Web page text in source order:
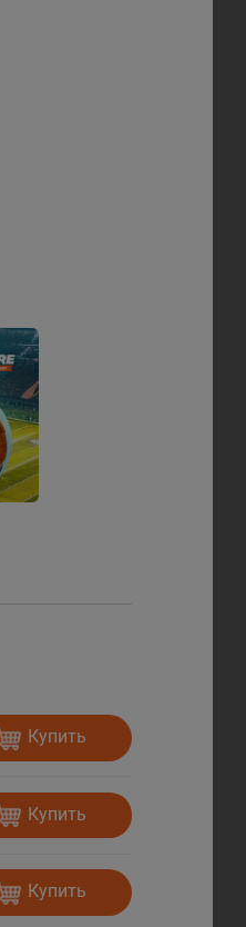
Купить
Купить
Купить